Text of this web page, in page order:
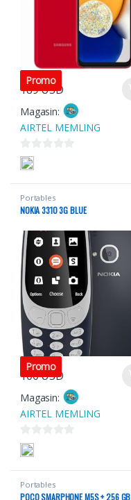
Promo
189USD
Magasin:
AIRTEL MEMLING
0
s
r
Portables
NOKIA 3310 3G BLUE
Promo
100USD
Magasin:
AIRTEL MEMLING
0
s
r
Portables
POCO SMARPHONE M5S + 256 GB